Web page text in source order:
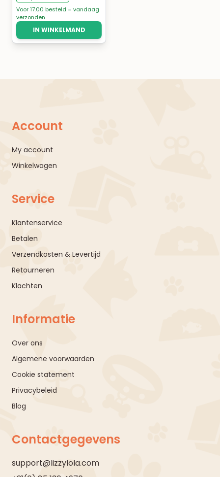
Voor 17.00 besteld = vandaag
verzonden
IN WINKELMAND
Account
My account
Winkelwagen
Service
Klantenservice
Betalen
Verzendkosten & Levertijd
Retourneren
Klachten
Informatie
Over ons
Algemene voorwaarden
Cookie statement
Privacybeleid
Blog
Contactgegevens
support@lizzylola.com